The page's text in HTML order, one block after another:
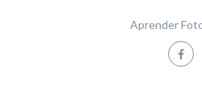
Aprender